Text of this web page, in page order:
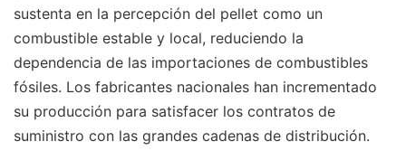
sustenta en la percepción del pellet como un
combustible estable y local, reduciendo la
dependencia de las importaciones de combustibles
fósiles. Los fabricantes nacionales han incrementado
su producción para satisfacer los contratos de
suministro con las grandes cadenas de distribución.